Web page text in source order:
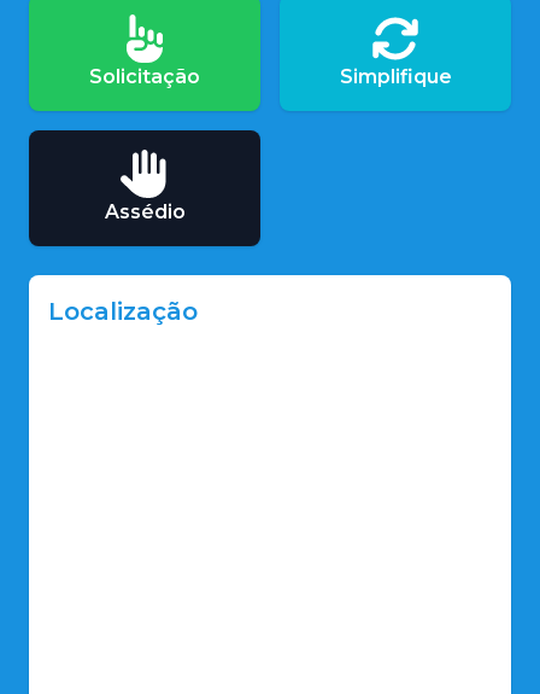
Solicitação Simplifique
Assédio
Localização